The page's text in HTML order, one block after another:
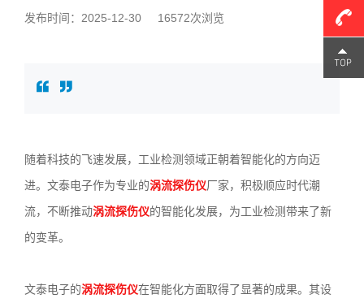
发布时间：2025-12-30 16572次浏览
随着科技的飞速发展，工业检测领域正朝着智能化的方向迈
进。文泰电子作为专业的涡流探伤仪厂家，积极顺应时代潮
流，不断推动涡流探伤仪的智能化发展，为工业检测带来了新
的变革。
文泰电子的涡流探伤仪在智能化方面取得了显著的成果。其设
180-